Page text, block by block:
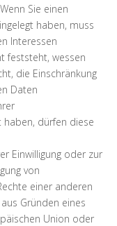
Sie einen
haben, muss
Interessen
feststeht, wessen
die Einschränkung
Daten
dürfen diese
Einwilligung oder zur
von
einer anderen
Gründen eines
Union oder